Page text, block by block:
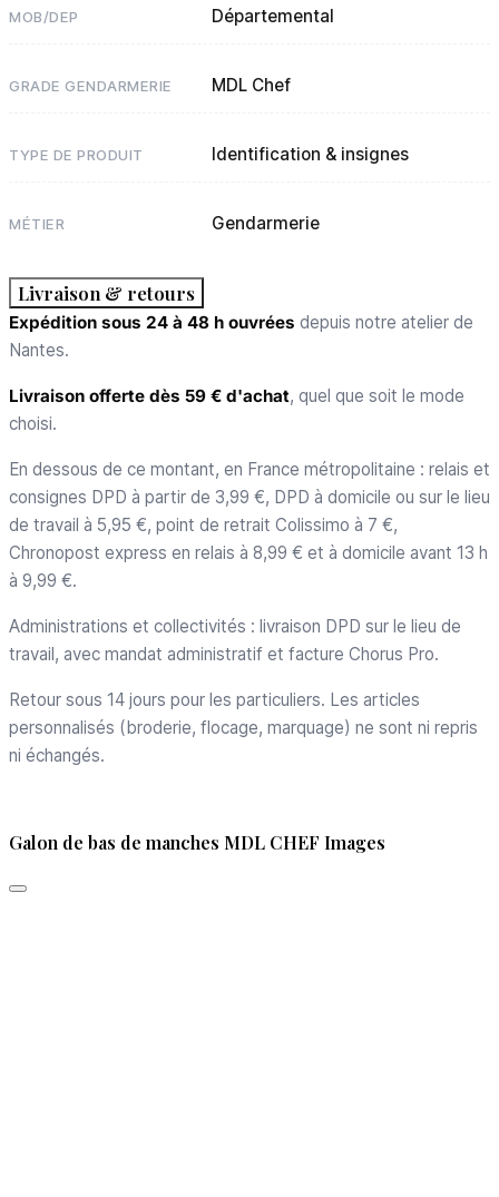
MOB/DEP Départemental
GRADE GENDARMERIE MDL Chef
TYPE DE PRODUIT Identification & insignes
MÉTIER Gendarmerie
Livraison & retours
Expédition sous 24 à 48 h ouvrées depuis notre atelier de
Nantes.
Livraison offerte dès 59 € d'achat, quel que soit le mode
choisi.
En dessous de ce montant, en France métropolitaine : relais et
consignes DPD à partir de 3,99 €, DPD à domicile ou sur le lieu
de travail à 5,95 €, point de retrait Colissimo à 7 €,
Chronopost express en relais à 8,99 € et à domicile avant 13 h
à 9,99 €.
Administrations et collectivités : livraison DPD sur le lieu de
travail, avec mandat administratif et facture Chorus Pro.
Retour sous 14 jours pour les particuliers. Les articles
personnalisés (broderie, flocage, marquage) ne sont ni repris
ni échangés.
Galon de bas de manches MDL CHEF Images